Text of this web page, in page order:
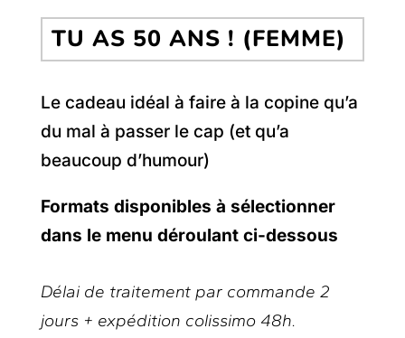
TU AS 50 ANS ! (FEMME)
Le cadeau idéal à faire à la copine qu’a
du mal à passer le cap (et qu’a
beaucoup d’humour)
Formats disponibles à sélectionner
dans le menu déroulant ci-dessous
Délai de traitement par commande 2
jours + expédition colissimo 48h.